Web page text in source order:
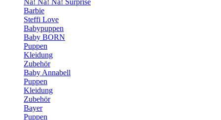
Na! Na! Na! Surprise
Barbie
Steffi Love
Babypuppen
Baby BORN
Puppen
Kleidung
Zubehör
Baby Annabell
Puppen
Kleidung
Zubehör
Bayer
Puppen